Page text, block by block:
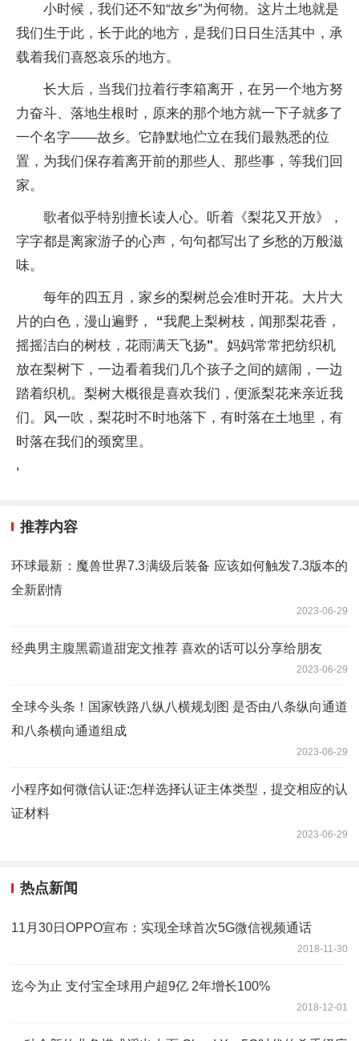
小时候，我们还不知“故乡”为何物。这片土地就是
我们生于此，长于此的地方，是我们日日生活其中，承
载着我们喜怒哀乐的地方。
长大后，当我们拉着行李箱离开，在另一个地方努
力奋斗、落地生根时，原来的那个地方就一下子就多了
一个名字——故乡。它静默地伫立在我们最熟悉的位
置，为我们保存着离开前的那些人、那些事，等我们回
家。
歌者似乎特别擅长读人心。听着《梨花又开放》，
字字都是离家游子的心声，句句都写出了乡愁的万般滋
味。
每年的四五月，家乡的梨树总会准时开花。大片大
片的白色，漫山遍野，
“我爬上梨树枝，闻那梨花香，
摇摇洁白的树枝，花雨满天飞扬"。妈妈常常把纺织机
放在梨树下，一边看着我们几个孩子之间的嬉闹，一边
踏着织机。梨树大概很是喜欢我们，便派梨花来亲近我
们。风一吹，梨花时不时地落下，有时落在土地里，有
时落在我们的颈窝里。
,
推荐内容
环球最新：魔兽世界7.3满级后装备 应该如何触发7.3版本的
全新剧情
2023-06-29
经典男主腹黑霸道甜宠文推荐 喜欢的话可以分享给朋友
2023-06-29
全球今头条！国家铁路八纵八横规划图 是否由八条纵向通道
和八条横向通道组成
2023-06-29
小程序如何微信认证:怎样选择认证主体类型，提交相应的认
证材料
2023-06-29
热点新闻
11月30日OPPO宣布：实现全球首次5G微信视频通话
2018-11-30
迄今为止 支付宝全球用户超9亿 2年增长100%
2018-12-01